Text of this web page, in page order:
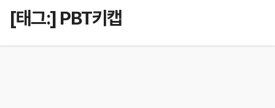
[태그:] PBT키캡